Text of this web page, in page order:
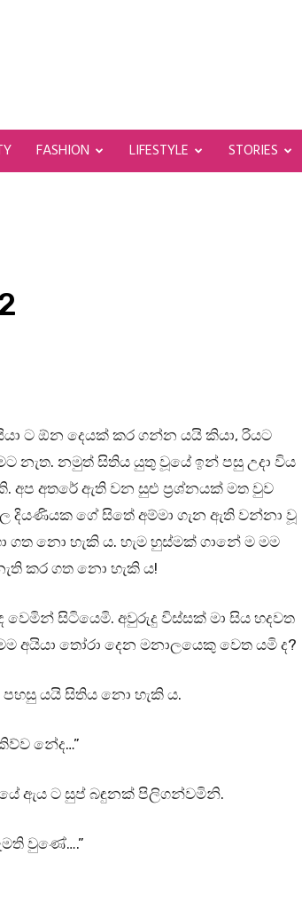
FASHION LIFESTYLE STORIES
ට ඕන දෙයක් කර ගන්න යයි කියා, රියට
නැත. නමුත් සිතිය යුතු වූයේ ඉන් පසු උදා විය
අප අතරේ ඇති වන සුළු ප්‍රශ්නයක් මත වුව
ගේ සිතේ අම්මා ගැන ඇති වන්නා වූ
ගත නො හැකි ය. හැම හුස්මක් ගානේ ම මම
කර ගත නො හැකි ය!
වෙමින් සිටියෙමි. අවුරුදු විස්සක් මා සිය හදවත
තෝරා දෙන මනාලයෙකු වෙත යමි ද?
යයි සිතිය නො හැකි ය.
නේද…”
ඇය ට සුප් බඳුනක් පිලිගන්වමිනි.
වුණේ….”